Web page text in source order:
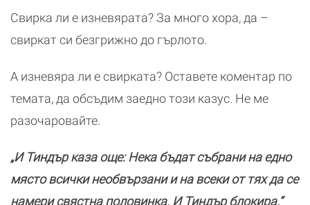
Свирка ли е изневярата? За много хора, да –
свиркат си безгрижно до гърлото.
А изневяра ли е свирката? Оставете коментар по
темата, да обсъдим заедно този казус. Не ме
разочаровайте.
„И Тиндър каза още: Нека бъдат събрани на едно
място всички необвързани и на всеки от тях да се
намери свястна половинка. И Тиндър блокира.“